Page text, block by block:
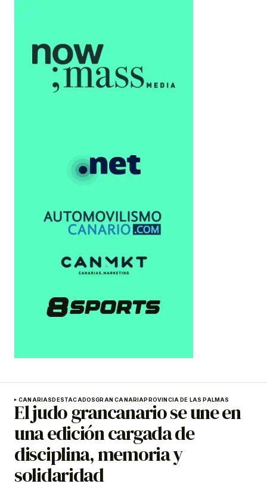
CANARIASDESTACADOSGRAN CANARIAPROVINCIA DE LAS PALMAS
El judo grancanario se une en
una edición cargada de
disciplina, memoria y
solidaridad